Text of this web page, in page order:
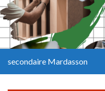
secondaire Mardasson